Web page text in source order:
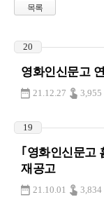
목록
20
영화인신문고
21.12.27 3,955
19
｢영화인신문고
재공고
21.10.01 3,834